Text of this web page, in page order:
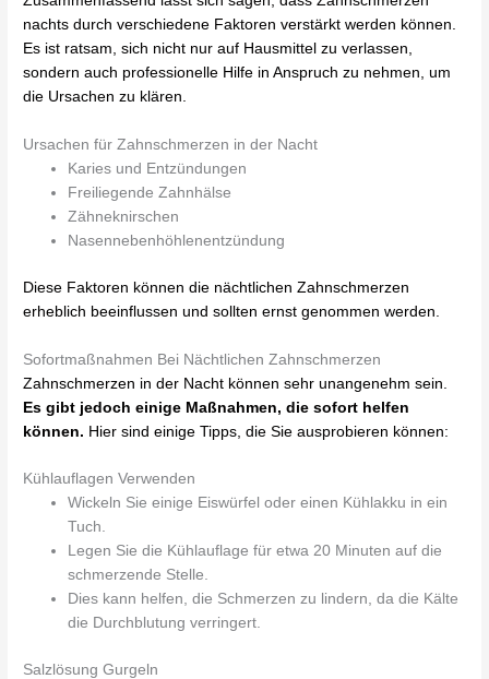
nachts durch verschiedene Faktoren verstärkt werden können.
Es ist ratsam, sich nicht nur auf Hausmittel zu verlassen,
sondern auch professionelle Hilfe in Anspruch zu nehmen, um
die Ursachen zu klären.
Ursachen für Zahnschmerzen in der Nacht
Karies und Entzündungen
Freiliegende Zahnhälse
Zähneknirschen
Nasennebenhöhlenentzündung
Diese Faktoren können die nächtlichen Zahnschmerzen
erheblich beeinflussen und sollten ernst genommen werden.
Sofortmaßnahmen Bei Nächtlichen Zahnschmerzen
Zahnschmerzen in der Nacht können sehr unangenehm sein.
Es gibt jedoch einige Maßnahmen, die sofort helfen
können. Hier sind einige Tipps, die Sie ausprobieren können:
Kühlauflagen Verwenden
Wickeln Sie einige Eiswürfel oder einen Kühlakku in ein
Tuch.
Legen Sie die Kühlauflage für etwa 20 Minuten auf die
schmerzende Stelle.
Dies kann helfen, die Schmerzen zu lindern, da die Kälte
die Durchblutung verringert.
Salzlösung Gurgeln